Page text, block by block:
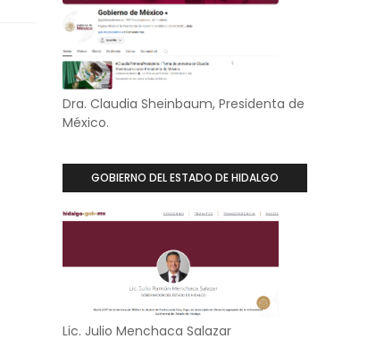
Dra. Claudia Sheinbaum, Presidenta de
México.
GOBIERNO DEL ESTADO DE HIDALGO
Lic. Julio Menchaca Salazar